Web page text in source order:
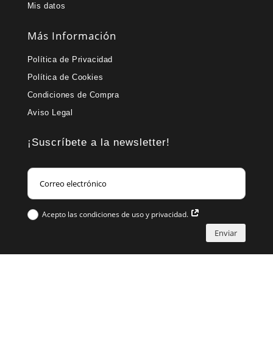
Mis datos
Más Información
Política de Privacidad
Política de Cookies
Condiciones de Compra
Aviso Legal
¡Suscríbete a la newsletter!
Acepto las condiciones de uso y privacidad.
Enviar